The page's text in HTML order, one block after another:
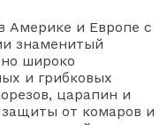
Америке и Европе с
знаменитый
широко
и грибковых
царапин и
от комаров и